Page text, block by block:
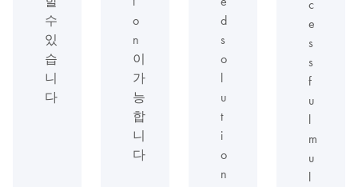
수
있
습
니
다
o
n
이
가
능
합
니
다
d
s
o
l
u
t
i
o
n
c
e
s
s
f
u
l
m
u
l